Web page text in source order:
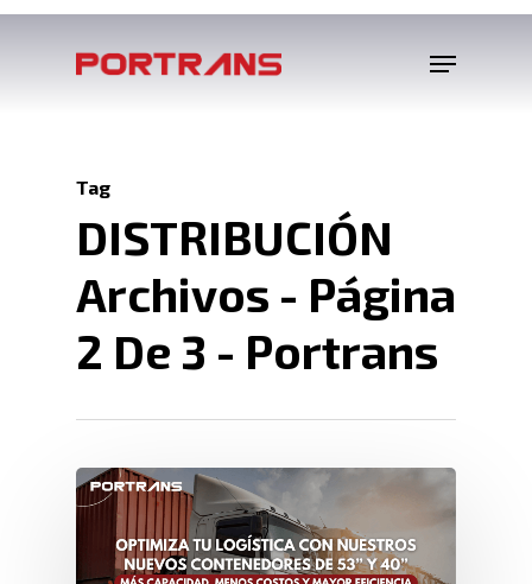
Tag
DISTRIBUCIÓN
Archivos - Página
2 De 3 - Portrans